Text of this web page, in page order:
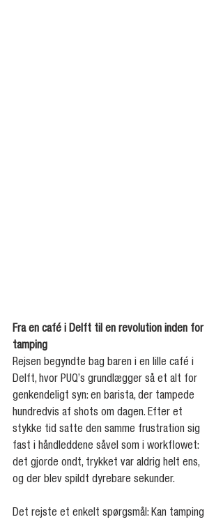
Fra en café i Delft til en revolution inden for
tamping
Rejsen begyndte bag baren i en lille café i
Delft, hvor PUQ’s grundlægger så et alt for
genkendeligt syn: en barista, der tampede
hundredvis af shots om dagen. Efter et
stykke tid satte den samme frustration sig
fast i håndleddene såvel som i workflowet:
det gjorde ondt, trykket var aldrig helt ens,
og der blev spildt dyrebare sekunder.
Det rejste et enkelt spørgsmål: Kan tamping